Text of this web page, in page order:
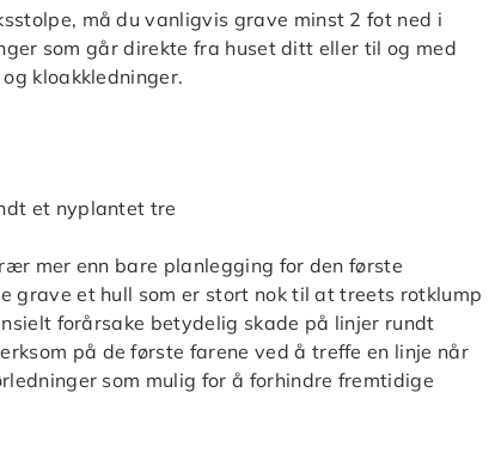
må du vanligvis grave minst 2 fot ned i
som går direkte fra huset ditt eller til og med
kloakkledninger.
mer enn bare planlegging for den første
grave et hull som er stort nok til at treets rotklump
forårsake betydelig skade på linjer rundt
på de første farene ved å treffe en linje når
som mulig for å forhindre fremtidige